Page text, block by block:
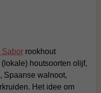
Sabor rookhout
houtsoorten olijf,
Spaanse walnoot,
Het idee om